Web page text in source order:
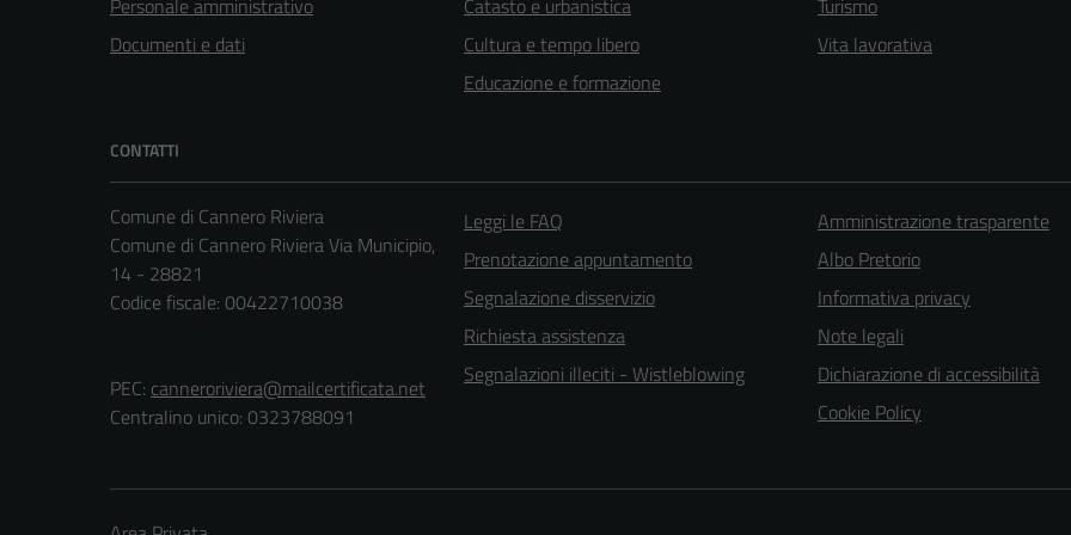
Personale amministrativo
Documenti e dati
Catasto e urbanistica
Cultura e tempo libero
Educazione e formazione
Turismo
Vita lavorativa
CONTATTI
Comune di Cannero Riviera
Comune di Cannero Riviera Via Municipio,
14 - 28821
Codice fiscale: 00422710038
PEC: canneroriviera@mailcertificata.net
Centralino unico: 0323788091
Leggi le FAQ
Prenotazione appuntamento
Segnalazione disservizio
Richiesta assistenza
Segnalazioni illeciti - Wistleblowing
Amministrazione trasparente
Albo Pretorio
Informativa privacy
Note legali
Dichiarazione di accessibilità
Cookie Policy
Tecnici
Questi cookie
sono necessari
per il